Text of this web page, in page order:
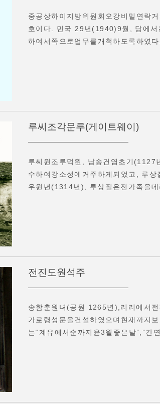
중공상하이지방위원회오강비밀연락
호이다. 민국 29년(1940)9월, 당에서
하여서쪽으로업무를개척하도록하였
루씨조각문루(게이트웨이)
루씨원조루덕원, 남송건염초기(1127
수하여강소성에거주하게되었고, 루
우원년(1314년), 루상질은전가족을데
전진도원석주
송함춘원녀(공원 1265년),리리에서
가로령성문을건설하였으며현재까지
는“계유에서순까지윤3월좋은날”,”간